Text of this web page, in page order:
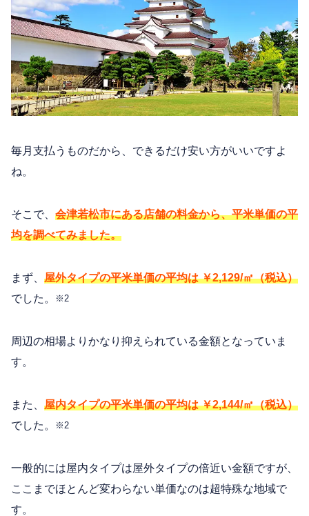
毎月支払うものだから、できるだけ安い方がいいですよ
ね。
そこで、 会津若松市にある店舗の料金から、平米単価の平
均を調べてみました。
まず、 屋外タイプの平米単価の平均は ￥2,129/㎡（税込）
でした。
※2
周辺の相場よりかなり抑えられている金額となっていま
す。
また、 屋内タイプの平米単価の平均は ￥2,144/㎡（税込）
でした。
※2
一般的には屋内タイプは屋外タイプの倍近い金額ですが、
ここまでほとんど変わらない単価なのは超特殊な地域で
す。